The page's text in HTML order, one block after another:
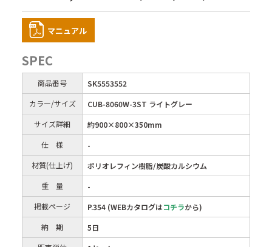
マニュアル
SPEC
商品番号
SK5553552
カラー/サイズ
CUB-8060W-3ST ライトグレー
サイズ詳細
約900×800×350mm
仕 様
-
材質(仕上げ)
ポリオレフィン樹脂/炭酸カルシウム
重 量
-
掲載ページ
P.354 (WEBカタログはコチラから)
納 期
5日